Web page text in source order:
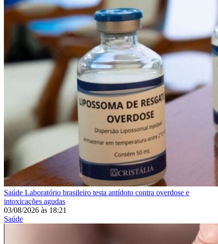
Saúde Laboratório brasileiro testa antídoto contra overdose e
intoxicações agudas
03/08/2026 às 18:21
Saúde